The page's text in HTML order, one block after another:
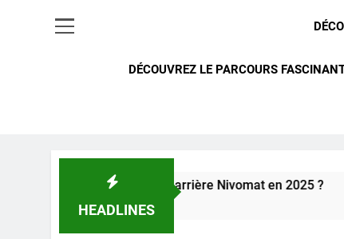
DÉCOUVREZ LE PARCOURS
HEADLINES
suspension arrière Nivomat en 2025 ?